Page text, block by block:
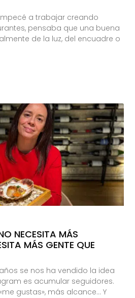
a trabajar creando
pensaba que una buena
de la luz, del encuadre o
NECESITA MÁS
MÁS GENTE QUE
se nos ha vendido la idea
es acumular seguidores.
gustas», más alcance… Y